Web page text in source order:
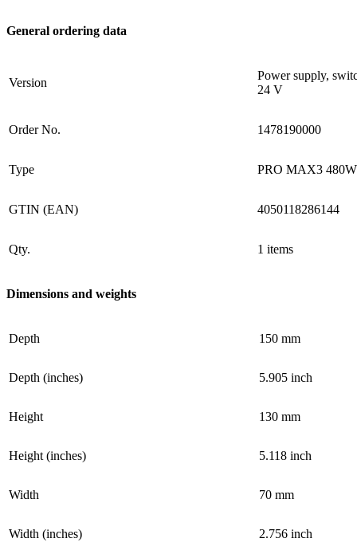
General ordering data
Version
Power supply,
24 V
Order No. 1478190000
Type PRO MAX3
GTIN (EAN) 4050118286144
Qty. 1 items
Dimensions and weights
Depth 150 mm
Depth (inches) 5.905 inch
Height 130 mm
Height (inches) 5.118 inch
Width 70 mm
Width (inches) 2.756 inch